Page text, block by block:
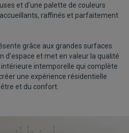
et d’une palette de couleurs
raffinés et parfaitement
grâce aux grandes surfaces
d’espace et met en valeur la qualité
intemporelle qui complète
une expérience résidentielle
et du confort.